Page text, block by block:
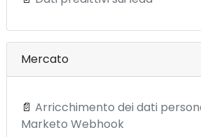
Mercato
📄 Arricchimento dei dati
Marketo Webhook